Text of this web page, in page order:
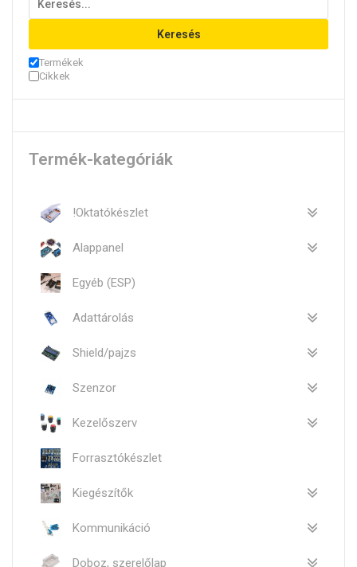
Keresés
Termékek
Cikkek
Termék-kategóriák
!Oktatókészlet
Alappanel
Egyéb (ESP)
Adattárolás
Shield/pajzs
Szenzor
Kezelőszerv
Forrasztókészlet
Kiegészítők
Kommunikáció
Doboz, szerelőlap